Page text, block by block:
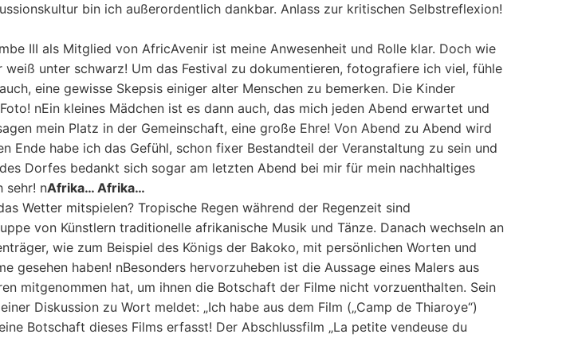
bin ich außerordentlich dankbar. Anlass zur kritischen Selbstreflexion!
III als Mitglied von AfricAvenir ist meine Anwesenheit und Rolle klar. Doch wie
unter schwarz! Um das Festival zu dokumentieren, fotografiere ich viel, fühle
eine gewisse Skepsis einiger alter Menschen zu bemerken. Die Kinder
nEin kleines Mädchen ist es dann auch, das mich jeden Abend erwartet und
mein Platz in der Gemeinschaft, eine große Ehre! Von Abend zu Abend wird
Ende habe ich das Gefühl, schon fixer Bestandteil der Veranstaltung zu sein und
Dorfes bedankt sich sogar am letzten Abend bei mir für mein nachhaltiges
sehr! nAfrika… Afrika…
Wetter mitspielen? Tropische Regen während der Regenzeit sind
von Künstlern traditionelle afrikanische Musik und Tänze. Danach wechseln an
wie zum Beispiel des Königs der Bakoko, mit persönlichen Worten und
gesehen haben! nBesonders hervorzuheben ist die Aussage eines Malers aus
mitgenommen hat, um ihnen die Botschaft der Filme nicht vorzuenthalten. Sein
Diskussion zu Wort meldet: „Ich habe aus dem Film („Camp de Thiaroye“)
Botschaft dieses Films erfasst! Der Abschlussfilm „La petite vendeuse du